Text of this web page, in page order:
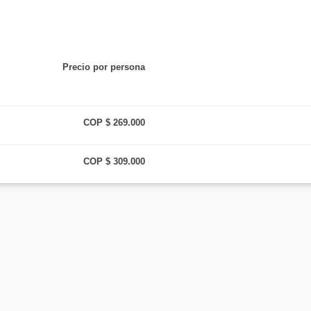
reducida, sobrepeso, mujeres en estado de embarazo, personas
Precio por persona
COP $ 269.000
COP $ 309.000